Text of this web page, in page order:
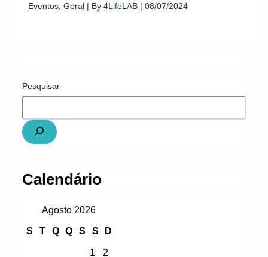
Eventos ,Geral | By4LifeLAB |08/07/2024
Pesquisar
Calendário
Agosto 2026
S T Q Q S S D
1 2